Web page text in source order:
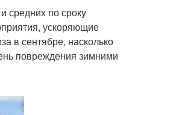
средних по сроку
ускоряющие
в сентябре, насколько
повреждения зимними